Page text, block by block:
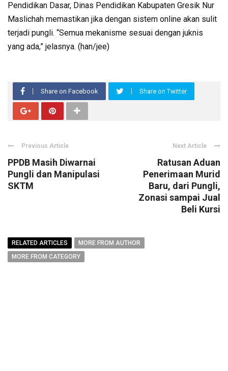
Pendidikan Dasar, Dinas Pendidikan Kabupaten Gresik Nur
Maslichah memastikan jika dengan sistem online akan sulit
terjadi pungli. “Semua mekanisme sesuai dengan juknis
yang ada,” jelasnya. (han/jee)
Share on Facebook Share on Twitter
Previous Article
PPDB Masih Diwarnai
Pungli dan Manipulasi
SKTM
Next Article
Ratusan Aduan
Penerimaan Murid
Baru, dari Pungli,
Zonasi sampai Jual
Beli Kursi
RELATED ARTICLES
MORE FROM AUTHOR
MORE FROM CATEGORY